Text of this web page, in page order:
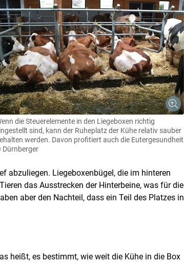
die Steuerelemente in den Liegeboxen richtig
sind, kann der Ruheplatz der Kühe relativ sauber
werden. Davon profitiert auch die Eutergesundheit
Dürnberger
abzuliegen. Liegeboxenbügel, die im hinteren
das Ausstrecken der Hinterbeine, was für die
aber den Nachteil, dass ein Teil des Platzes in
heißt, es bestimmt, wie weit die Kühe in die Box